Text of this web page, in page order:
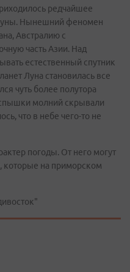
редчайшее
Нынешний феномен
Австралию с
часть Азии. Над
естественный спутник
Луна становилась все
чуть более полутора
молний скрывали
что в небе чего-то не
погоды. От него могут
которые на приморском